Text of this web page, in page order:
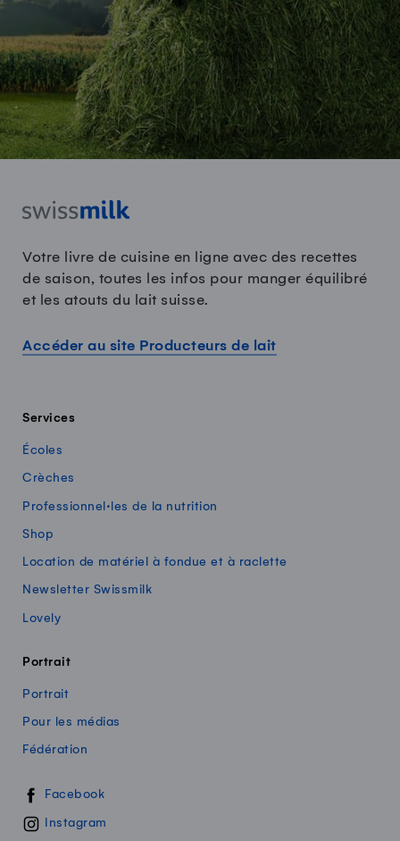
Votre livre de cuisine en ligne avec des recettes
de saison, toutes les infos pour manger équilibré
et les atouts du lait suisse.
Accéder au site Producteurs de lait
Services
Écoles
Crèches
Professionnel·les de la nutrition
Shop
Location de matériel à fondue et à raclette
Newsletter Swissmilk
Lovely
Portrait
Portrait
Pour les médias
Fédération
Swissmilk sur les réseaux sociaux
Facebook
Instagram